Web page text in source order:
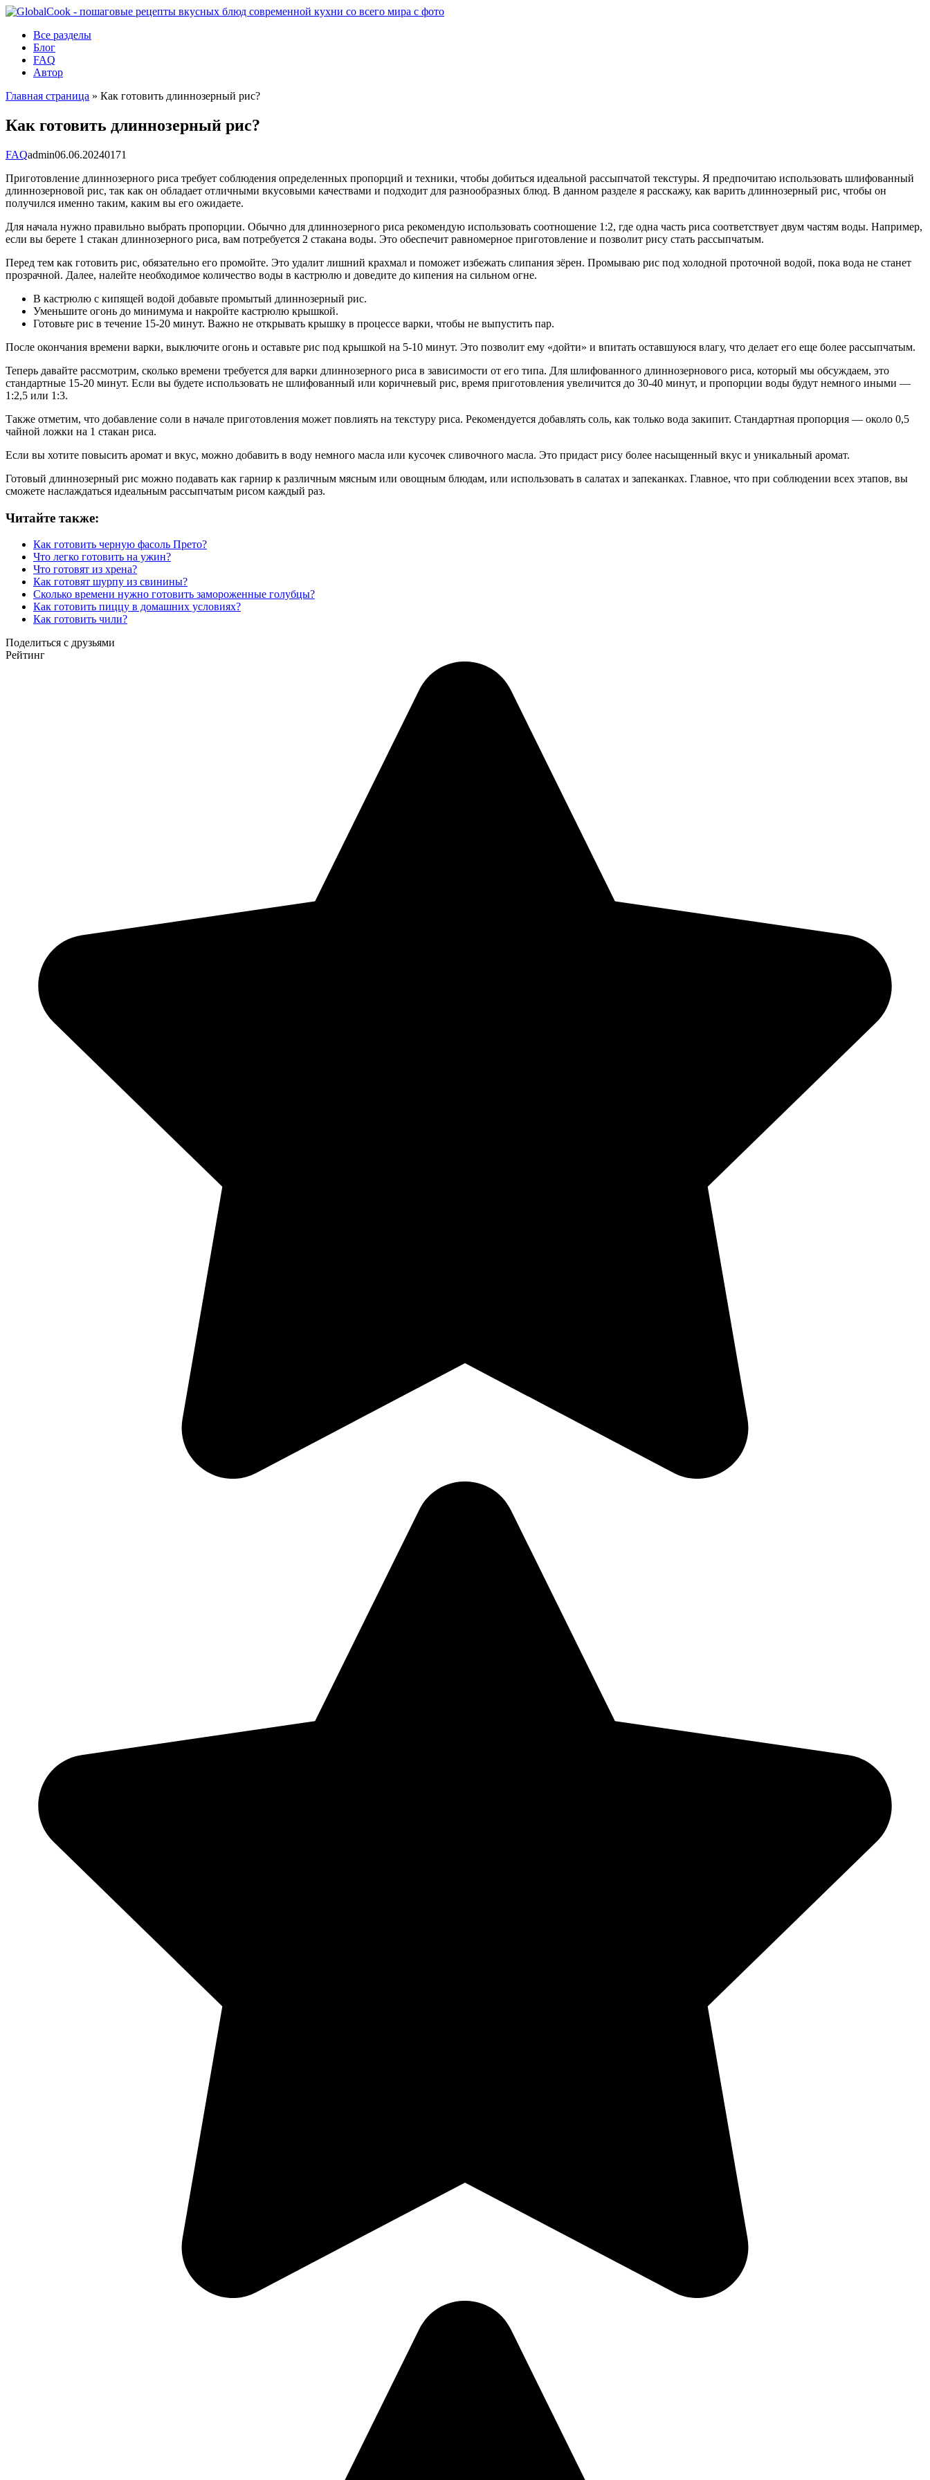
Перейти
контентуВсе разделы
Блог
FAQ
Автор
Главная страница » Как готовить длиннозерный рис?
Как готовить длиннозерный рис?
FAQadmin06.06.20240171
Приготовление длиннозерного риса требует соблюдения определенных пропорций и техники, чтобы добиться идеальной рассыпчатой текстуры. Я предпочитаю использовать шлифованный
длиннозерновой рис, так как он обладает отличными вкусовыми качествами и подходит для разнообразных блюд. В данном разделе я расскажу, как варить длиннозерный рис, чтобы он
получился именно таким, каким вы его ожидаете.
Для начала нужно правильно выбрать пропорции. Обычно для длиннозерного риса рекомендую использовать соотношение 1:2, где одна часть риса соответствует двум частям воды. Например,
если вы берете 1 стакан длиннозерного риса, вам потребуется 2 стакана воды. Это обеспечит равномерное приготовление и позволит рису стать рассыпчатым.
Перед тем как готовить рис, обязательно его промойте. Это удалит лишний крахмал и поможет избежать слипания зёрен. Промываю рис под холодной проточной водой, пока вода не станет
прозрачной. Далее, налейте необходимое количество воды в кастрюлю и доведите до кипения на сильном огне.
В кастрюлю с кипящей водой добавьте промытый длиннозерный рис.
Уменьшите огонь до минимума и накройте кастрюлю крышкой.
Готовьте рис в течение 15-20 минут. Важно не открывать крышку в процессе варки, чтобы не выпустить пар.
После окончания времени варки, выключите огонь и оставьте рис под крышкой на 5-10 минут. Это позволит ему «дойти» и впитать оставшуюся влагу, что делает его еще более рассыпчатым.
Теперь давайте рассмотрим, сколько времени требуется для варки длиннозерного риса в зависимости от его типа. Для шлифованного длиннозернового риса, который мы обсуждаем, это
стандартные 15-20 минут. Если вы будете использовать не шлифованный или коричневый рис, время приготовления увеличится до 30-40 минут, и пропорции воды будут немного иными —
1:2,5 или 1:3.
Также отметим, что добавление соли в начале приготовления может повлиять на текстуру риса. Рекомендуется добавлять соль, как только вода закипит. Стандартная пропорция — около 0,5
чайной ложки на 1 стакан риса.
Если вы хотите повысить аромат и вкус, можно добавить в воду немного масла или кусочек сливочного масла. Это придаст рису более насыщенный вкус и уникальный аромат.
Готовый длиннозерный рис можно подавать как гарнир к различным мясным или овощным блюдам, или использовать в салатах и запеканках. Главное, что при соблюдении всех этапов, вы
сможете наслаждаться идеальным рассыпчатым рисом каждый раз.
Читайте также:
Как готовить черную фасоль Прето?
Что легко готовить на ужин?
Что готовят из хрена?
Как готовят шурпу из свинины?
Сколько времени нужно готовить замороженные голубцы?
Как готовить пиццу в домашних условиях?
Как готовить чили?
Поделиться с друзьями
Рейтинг